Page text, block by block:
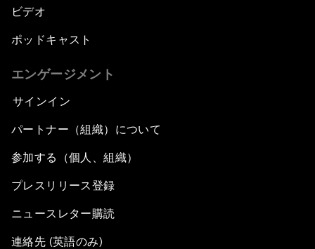
ビデオ
ポッドキャスト
エンゲージメント
サインイン
パートナー（組織）について
参加する（個人、組織）
プレスリリース登録
ニュースレター購読
連絡先 (英語のみ)